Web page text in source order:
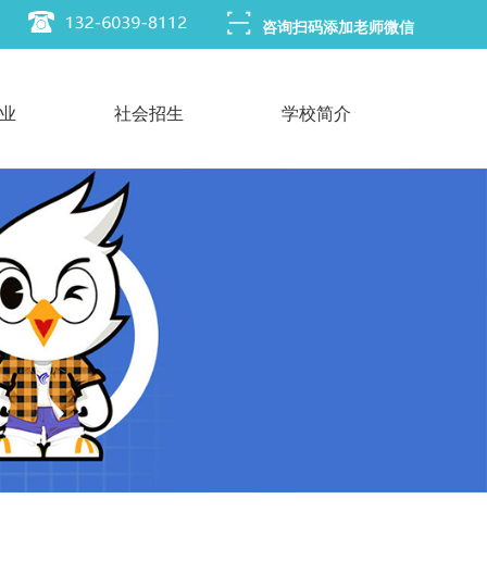
咨询扫码添加老师微信
社会招生 学校简介